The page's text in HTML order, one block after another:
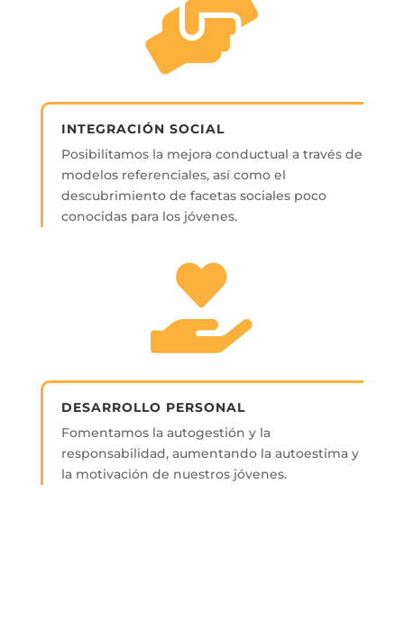
INTEGRACIÓN SOCIAL
Posibilitamos la mejora conductual a través de
modelos referenciales, así como el
descubrimiento de facetas sociales poco
conocidas para los jóvenes.
DESARROLLO PERSONAL
Fomentamos la autogestión y la
responsabilidad, aumentando la autoestima y
la motivación de nuestros jóvenes.